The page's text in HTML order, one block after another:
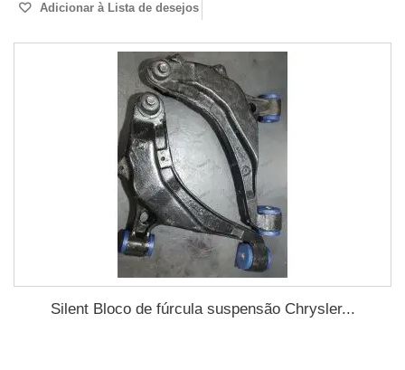
Adicionar à Lista de desejos
Silent Bloco de fúrcula suspensão Chrysler...